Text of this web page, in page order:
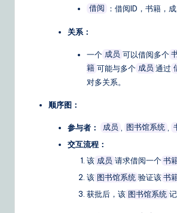
借阅 ：借阅ID，书籍，
关系：
一个 成员 可以借阅多个
籍 可能与多个 成员 通过
对多关系。
顺序图：
参与者： 成员 图书馆系统
交互流程：
该 成员 请求借阅一个 书
该 图书馆系统 验证该 书
获批后，该 图书馆系统